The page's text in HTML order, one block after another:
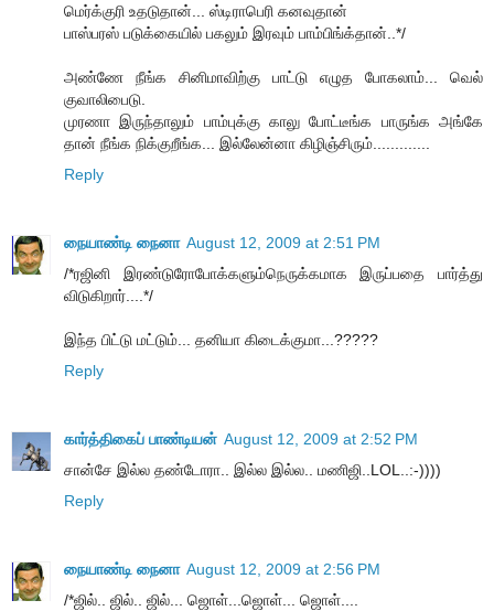
மெர்க்குரி உதடுதான்... ஸ்டிராபெரி கனவுதான்
பாஸ்பரஸ் படுக்கையில் பகலும் இரவும் பாம்பிங்க்தான்..*/
அண்ணே நீங்க சினிமாவிற்கு பாட்டு எழுத போகலாம்... வெல்
குவாலிபைடு.
முரணா இருந்தாலும் பாம்புக்கு காலு போட்டீங்க பாருங்க அங்கே
தான் நீங்க நிக்குறீங்க... இல்லேன்னா கிழிஞ்சிரும்.............
Reply
நையாண்டி நைனா August 12, 2009 at 2:51 PM
/*ரஜினி இரண்டுரோபோக்களும்நெருக்கமாக இருப்பதை பார்த்து
விடுகிறார்....*/
இந்த பிட்டு மட்டும்... தனியா கிடைக்குமா...?????
Reply
கார்த்திகைப் பாண்டியன் August 12, 2009 at 2:52 PM
சான்சே இல்ல தண்டோரா.. இல்ல இல்ல.. மணிஜி..LOL..:-))))
Reply
நையாண்டி நைனா August 12, 2009 at 2:56 PM
/*ஜில்.. ஜில்.. ஜில்... ஜொள்...ஜொள்... ஜொள்....